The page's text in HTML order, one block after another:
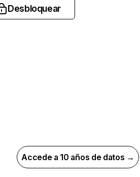
Desbloquear
Accede a 10 años de datos →